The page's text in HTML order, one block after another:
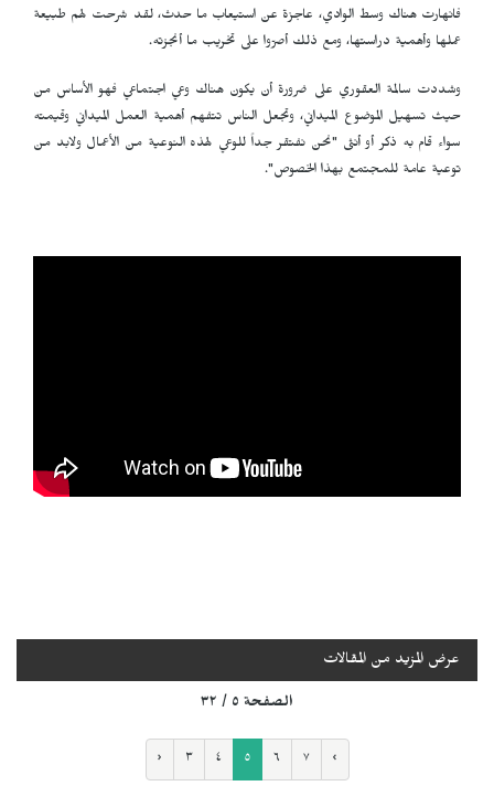
فانهارت هناك وسط الوادي، عاجزة عن استيعاب ما حدث، لقد شرحت لهم طبيعة
عملها وأهمية دراستها، ومع ذلك أصرّوا على تخريب ما أنجزته.
وشددت سالمة العقوري على ضرورة أن يكون هناك وعي اجتماعي فهو الأساس من
حيث تسهيل الموضوع الميداني، وتجعل الناس تتفهم أهمية العمل الميداني وقيمته
سواء قام به ذكر أو أنثى "نحن نفتقر جداً للوعي لهذه النوعية من الأعمال ولابد من
توعية عامة للمجتمع بهذا الخصوص".
عرض المزيد من المقالات
الصفحة ٥ / ٣٢
‹ ٣ ٤ ٥ ٦ ٧ ›